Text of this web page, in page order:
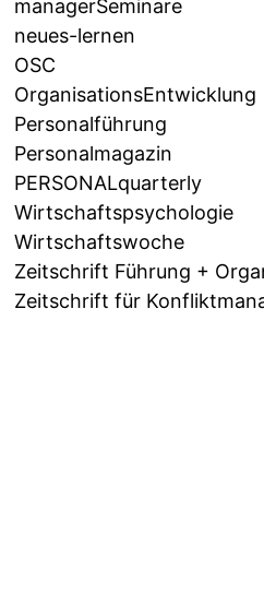
managerSeminare
neues-lernen
OSC
OrganisationsEntwicklung
Personalführung
Personalmagazin
PERSONALquarterly
Wirtschaftspsychologie
Wirtschaftswoche
Zeitschrift Führung +
Zeitschrift für